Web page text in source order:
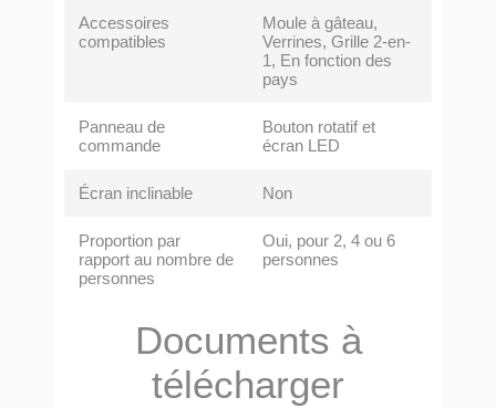
Accessoires
compatibles
Moule à gâteau,
Verrines, Grille 2-en-
1, En fonction des
pays
Panneau de
commande
Bouton rotatif et
écran LED
Écran inclinable Non
Proportion par
rapport au nombre de
personnes
Oui, pour 2, 4 ou 6
personnes
Documents à
télécharger